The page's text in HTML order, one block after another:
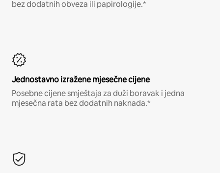
bez dodatnih obveza ili papirologije.*
Jednostavno izražene mjesečne cijene
Posebne cijene smještaja za duži boravak i jedna
mjesečna rata bez dodatnih naknada.*